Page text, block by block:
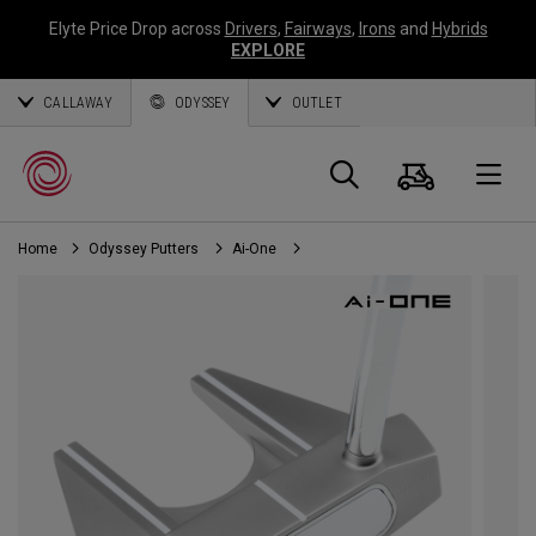
Elyte Price Drop across Drivers, Fairways, Irons and Hybrids
EXPLORE
CALLAWAY ODYSSEY OUTLET
Suche
Home Odyssey Putters Ai-One